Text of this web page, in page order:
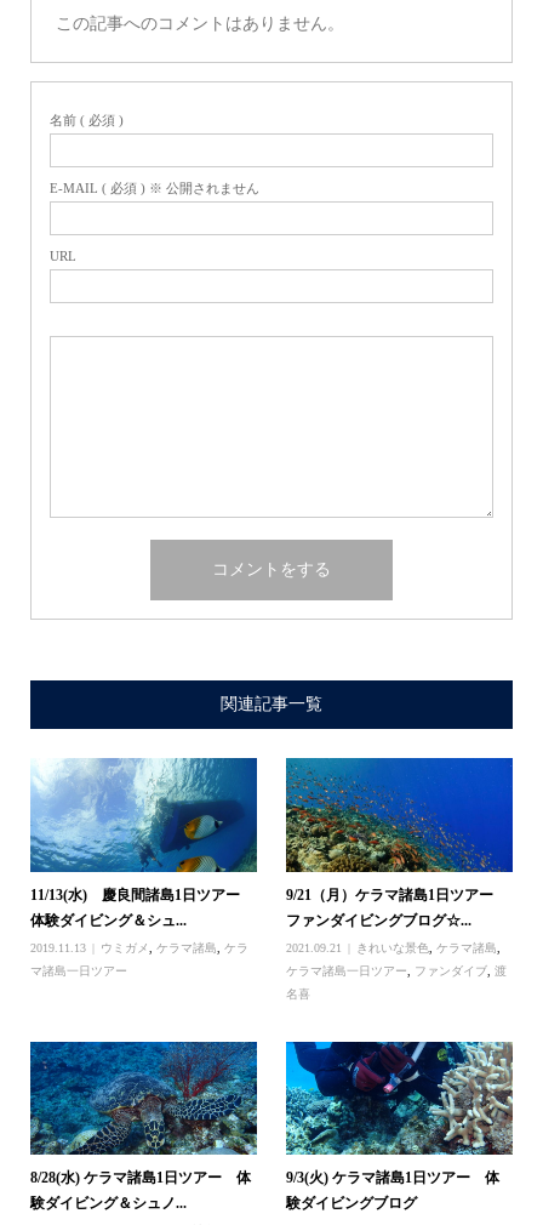
この記事へのコメントはありません。
名前 ( 必須 )
E-MAIL ( 必須 ) ※ 公開されません
URL
関連記事一覧
11/13(水) 慶良間諸島1日ツアー
体験ダイビング＆シュ...
2019.11.13 ウミガメ ケラマ諸島
ケラ
マ諸島一日ツアー
9/21（月）ケラマ諸島1日ツアー
ファンダイビングブログ☆...
2021.09.21 きれいな景色 ,ケラマ諸島
ケラマ諸島一日ツアー
ファンダイブ ,渡
名喜
8/28(水) ケラマ諸島1日ツアー 体
験ダイビング＆シュノ...
9/3(火) ケラマ諸島1日ツアー 体
験ダイビングブログ